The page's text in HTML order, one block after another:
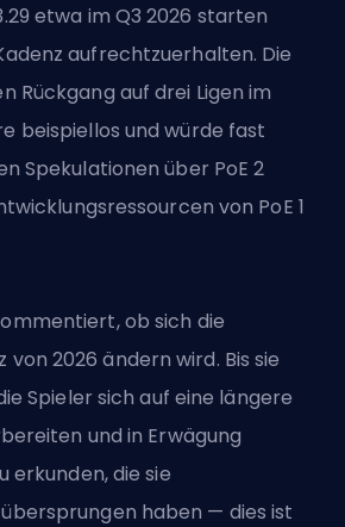
etwa im Q3 2026 starten
aufrechtzuerhalten. Die
Rückgang auf drei Ligen im
beispiellos und würde fast
Spekulationen über PoE 2
von PoE 1
ob sich die
2026 ändern wird. Bis sie
Spieler sich auf eine längere
und in Erwägung
erkunden, die sie
haben — dies ist